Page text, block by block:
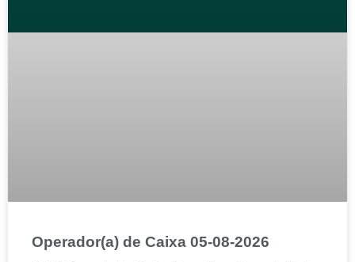
Operador(a) de Caixa 05-08-2026